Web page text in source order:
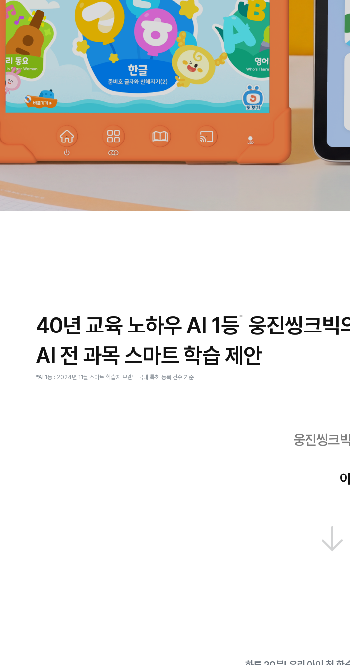
40년 교육 노하우 AI 1등 웅진씽크빅
AI 전 과목 스마트 학습 제안
*AI 1등 : 2024년 11월 스마트 학습지 브랜드 국내 특허 등록 건수 기준
웅진씽크